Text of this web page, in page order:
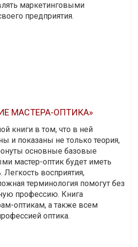
маркетинговыми
предприятия.
МАСТЕРА-ОПТИКА»
книги в том, что в ней
и показаны не только теория,
основные базовые
мастер-оптик будет иметь
восприятия,
терминология помогут без
профессию. Книга
оптикам, а также всем
оптика.